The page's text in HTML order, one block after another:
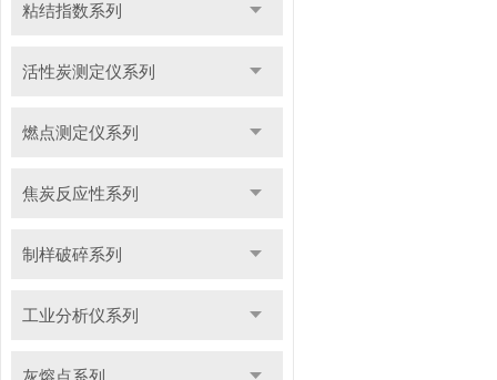
粘结指数系列
活性炭测定仪系列
燃点测定仪系列
焦炭反应性系列
制样破碎系列
工业分析仪系列
灰熔点系列